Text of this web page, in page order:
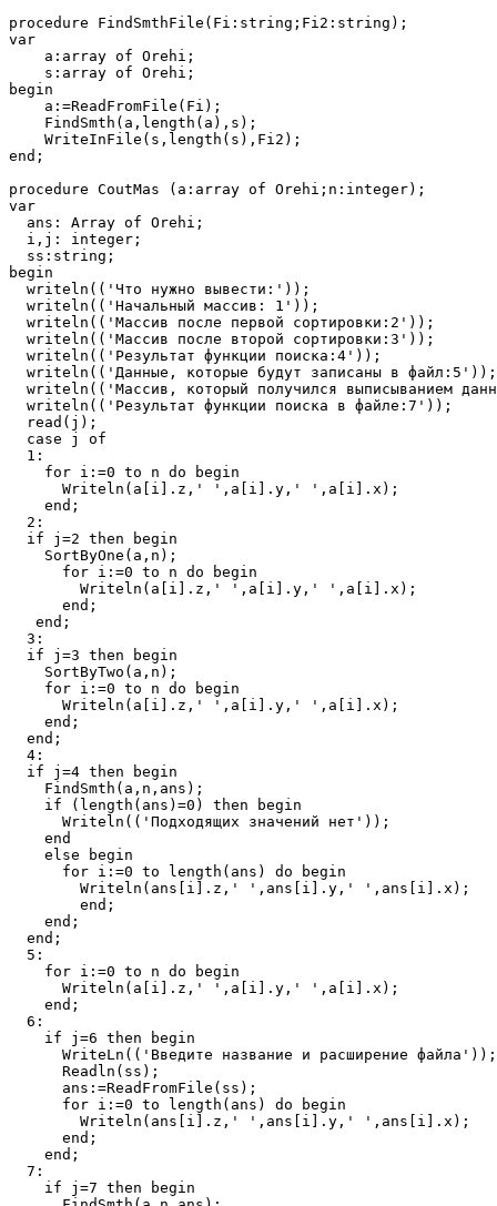
procedure FindSmthFile(Fi:string;Fi2:string);
var
    a:array of Orehi;
    s:array of Orehi;
begin
    a:=ReadFromFile(Fi);
    FindSmth(a,length(a),s);
    WriteInFile(s,length(s),Fi2);
end;
procedure CoutMas (a:array of Orehi;n:integer);
var
  ans: Array of Orehi;
  i,j: integer;
  ss:string;
begin
  writeln(('Что нужно вывести:'));
  writeln(('Начальный массив: 1'));
  writeln(('Массив после первой сортировки:2'));
  writeln(('Массив после второй сортировки:3'));
  writeln(('Результат функции поиска:4'));
  writeln(('Данные, которые будут записаны в файл:5'));
writeln(('Массив, который получился выписыванием
  writeln(('Результат функции поиска в файле:7'));
  read(j);
  case j of
  1:
    for i:=0 to n do begin
      Writeln(a[i].z,' ',a[i].y,' ',a[i].x);
    end;
  2:
  if j=2 then begin
    SortByOne(a,n);
      for i:=0 to n do begin
        Writeln(a[i].z,' ',a[i].y,' ',a[i].x);
      end;
   end;
  3:
  if j=3 then begin
    SortByTwo(a,n);
    for i:=0 to n do begin
      Writeln(a[i].z,' ',a[i].y,' ',a[i].x);
    end;
  end;
  4:
  if j=4 then begin
    FindSmth(a,n,ans);
    if (length(ans)=0) then begin
      Writeln(('Подходящих значений нет'));
    end
    else begin
      for i:=0 to length(ans) do begin
        Writeln(ans[i].z,' ',ans[i].y,' ',ans[i].x);
        end;
    end;
  end;
  5:
    for i:=0 to n do begin
      Writeln(a[i].z,' ',a[i].y,' ',a[i].x);
    end;
  6:
    if j=6 then begin
      WriteLn(('Введите название и расширение файла'));
      Readln(ss);
      ans:=ReadFromFile(ss);
      for i:=0 to length(ans) do begin
        Writeln(ans[i].z,' ',ans[i].y,' ',ans[i].x);
      end;
    end;
  7:
    if j=7 then begin